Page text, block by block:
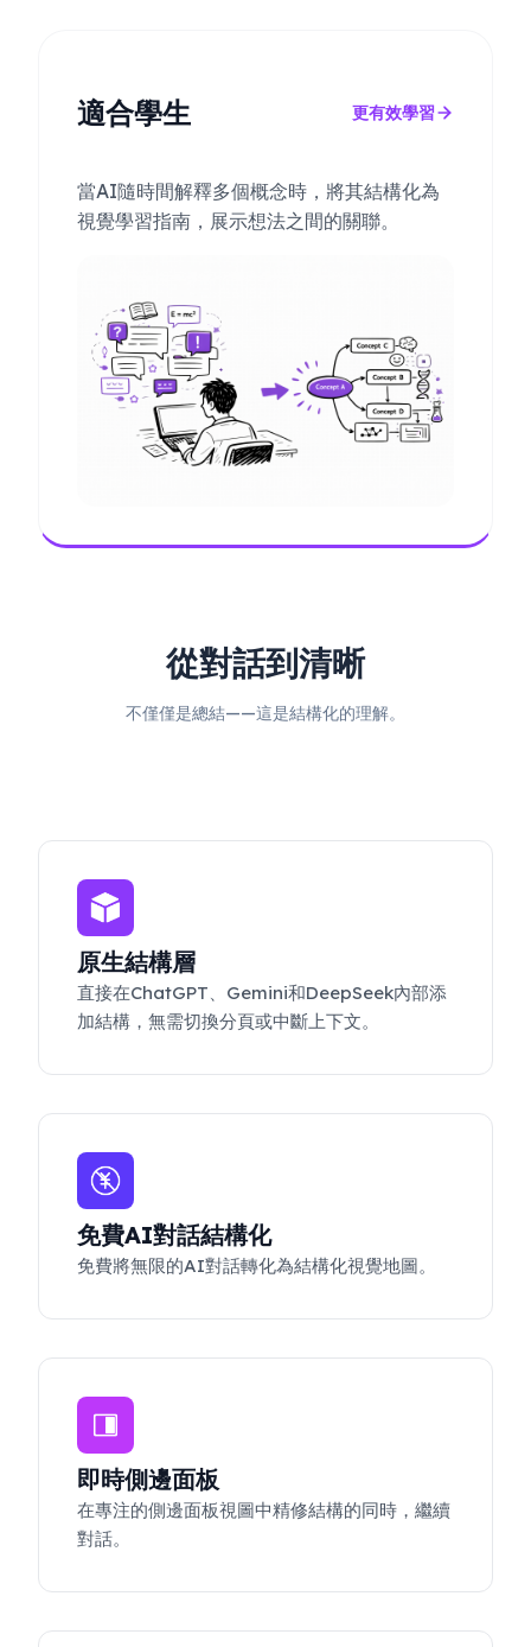
適合學生 更有效學習
當AI隨時間解釋多個概念時，將其結構化為
視覺學習指南，展示想法之間的關聯。
從對話到清晰
不僅僅是總結——這是結構化的理解。
原生結構層
直接在ChatGPT、Gemini和DeepSeek內部添
加結構，無需切換分頁或中斷上下文。
免費AI對話結構化
免費將無限的AI對話轉化為結構化視覺地圖。
即時側邊面板
在專注的側邊面板視圖中精修結構的同時，繼續
對話。